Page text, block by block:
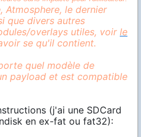
Atmosphere, le dernier
que divers autres
overlays utiles, voir le
se qu'il contient.
quel modèle de
payload et est compatible
(j'ai une SDCard
en ex-fat ou fat32):